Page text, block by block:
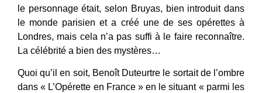
le personnage était, selon Bruyas, bien introduit dans
le monde parisien et a créé une de ses opérettes à
Londres, mais cela n’a pas suffi à le faire reconnaître.
La célébrité a bien des mystères…
Quoi qu’il en soit, Benoît Duteurtre le sortait de l’ombre
dans « L’Opérette en France » en le situant « parmi les